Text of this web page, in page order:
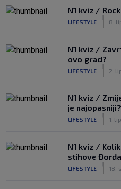
N1 kviz /
LIFESTYLE 8.
N1 kviz /
ovo grad?
LIFESTYLE 2. lip.
N1 kviz /
je najopasniji?
LIFESTYLE 1. lip.
N1 kviz /
stihove
LIFESTYLE 18.